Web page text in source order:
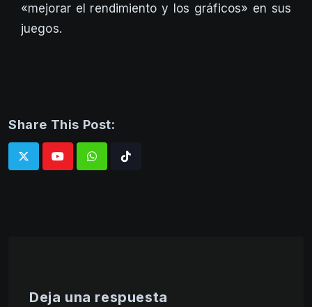
«mejorar el rendimiento y los gráficos» en sus
juegos.
Share This Post:
WhatsappTiktok
Deja una respuesta